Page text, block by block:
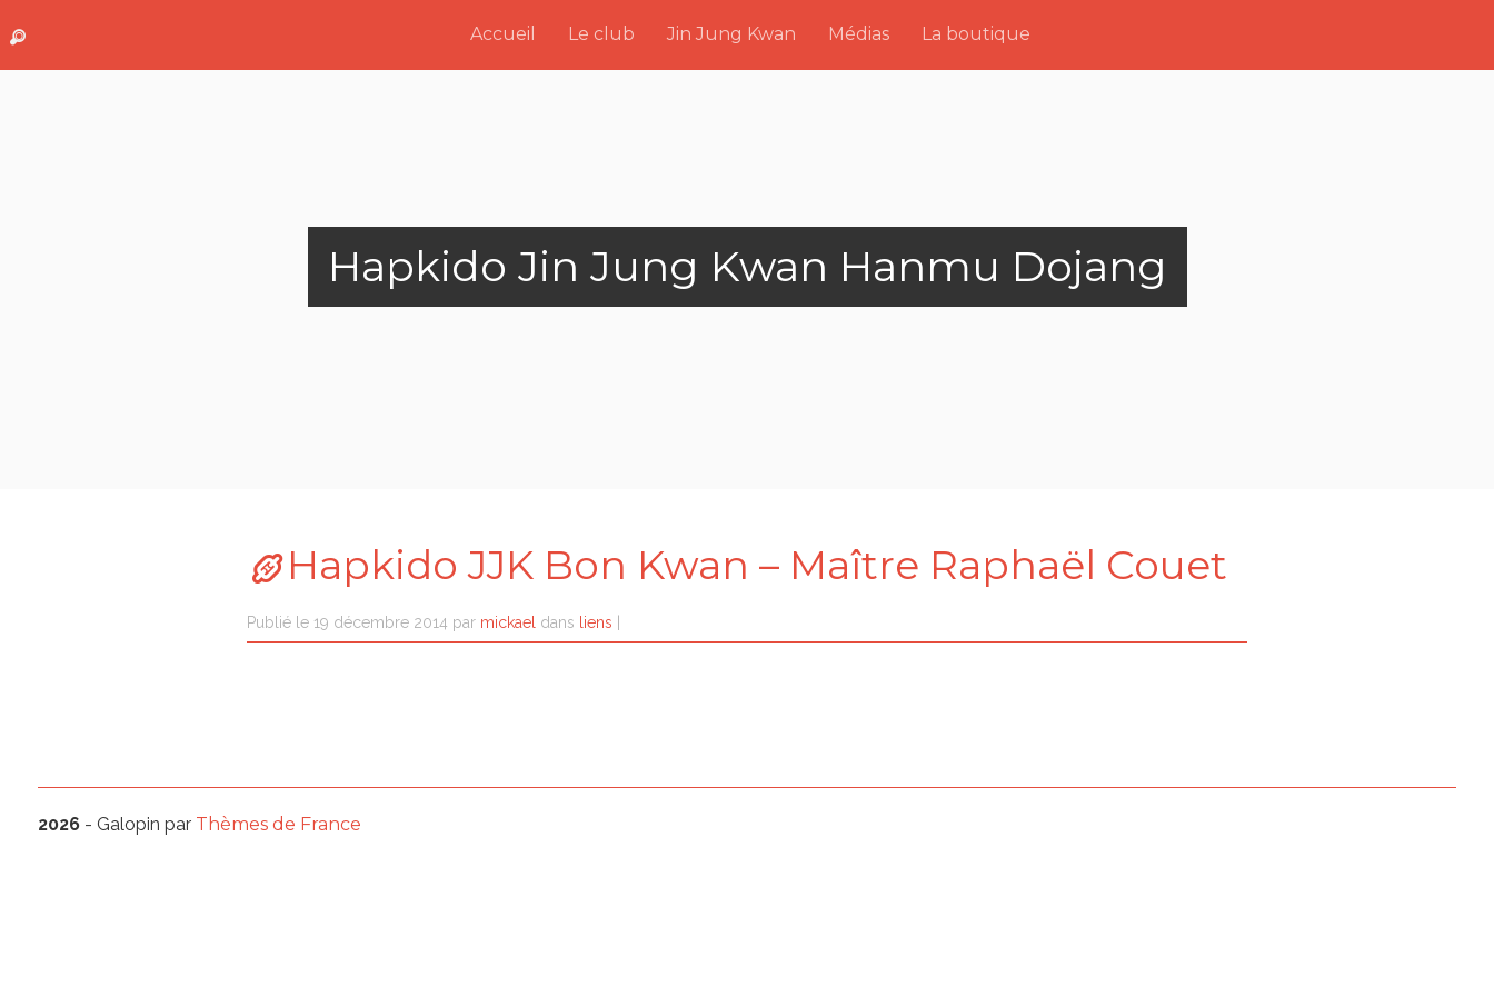
Accueil Le club Jin Jung Kwan Médias La boutique
Hapkido Jin Jung Kwan Hanmu Dojang
Hapkido JJK Bon Kwan – Maître Raphaël Couet
Publié le 19 décembre 2014 par mickael dans liens
2026- Galopin par Thèmes de France